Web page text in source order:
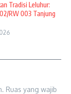
Tradisi Leluhur:
RW 003 Tanjung
Ruas yang wajib